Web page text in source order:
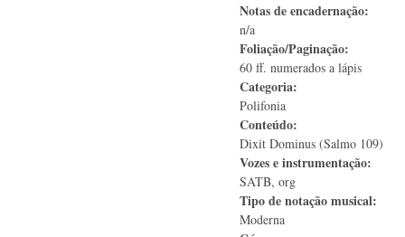
Notas de encadernação:
n/a
Foliação/Paginação:
60 ff. numerados a lápis
Categoria:
Polifonia
Conteúdo:
Dixit Dominus (Salmo 109)
Vozes e instrumentação:
SATB, org
Tipo de notação musical:
Moderna